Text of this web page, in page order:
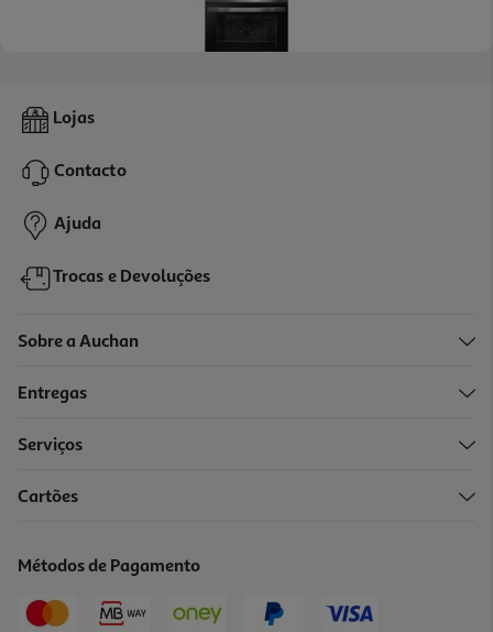
Forno Multifunções Candy Fidc X625 L Inox A+ 70l
319,99 €
Lojas
Contacto
Ajuda
Trocas e Devoluções
Sobre a Auchan
Entregas
Serviços
Cartões
Métodos de Pagamento